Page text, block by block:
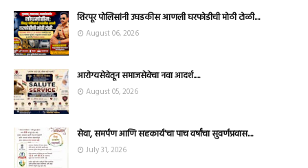
शिरपूर पोलिसांनी उघडकीस आणली घरफोडीची मोठी टोळी....
August 06, 2026
आरोग्यसेवेतून समाजसेवेचा नवा आदर्श.....
August 05, 2026
सेवा, समर्पण आणि सहकार्य'चा पाच वर्षांचा सुवर्णप्रवास....
July 31, 2026